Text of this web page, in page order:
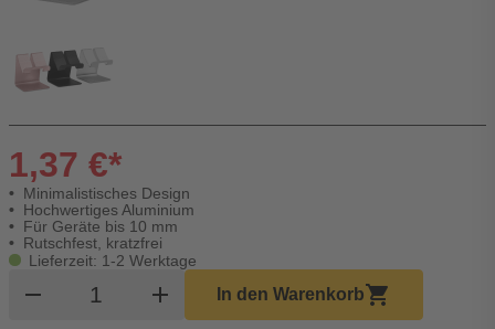
1,37 €*
Minimalistisches Design
Hochwertiges Aluminium
Für Geräte bis 10 mm
Rutschfest, kratzfrei
Lieferzeit: 1-2 Werktage
remove Produkt Warenkorb Menge
add In den Warenkorbshopping_cart